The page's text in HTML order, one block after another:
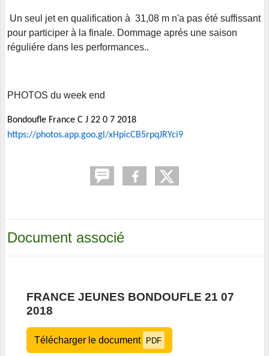
Un seul jet en qualification à 31,08 m n'a pas été suffissant
pour participer à la finale. Dommage aprés une saison
réguliére dans les performances..
PHOTOS du week end
Bondoufle France C J 22 0 7 2018
https://photos.app.goo.gl/xHpicCB5rpqJRYci9
Document associé
FRANCE JEUNES BONDOUFLE 21 07
2018
Télécharger le document PDF